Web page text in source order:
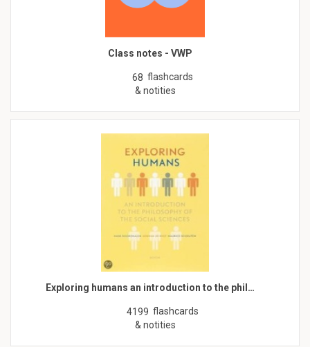
Class notes - VWP
68 flashcards
& notities
Exploring humans an introduction to the phil…
4199 flashcards
& notities